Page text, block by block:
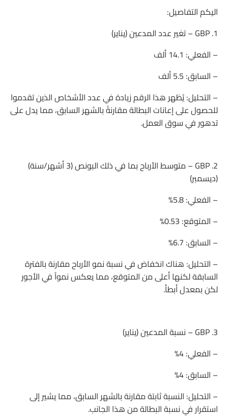
اليكم التفاصيل:
1. GBP – تغير عدد المدعين (يناير)
– الفعلي: 14.1 ألف
– السابق: 5.5 ألف
– التحليل: يُظهر هذا الرقم زيادة في عدد الأشخاص الذين تقدموا
للحصول على إعانات البطالة مقارنةً بالشهر السابق، مما يدل على
تدهور في سوق العمل.
2. GBP – متوسط الأرباح بما في ذلك البونص (3 أشهر/سنة)
(ديسمبر)
– الفعلي: 5.8%
– المتوقع: 0.53%
– السابق: 6.7%
– التحليل: هناك انخفاض في نسبة نمو الأرباح مقارنة بالفترة
السابقة لكنها أعلى من المتوقع، مما يعكس نمواً في الأجور
لكن بمعدل أبطأ.
3. GBP – نسبة المدعين (يناير)
– الفعلي: 4%
– السابق: 4%
– التحليل: النسبة ثابتة مقارنة بالشهر السابق، مما يشير إلى
استقرار في نسبة البطالة من هذا الجانب.